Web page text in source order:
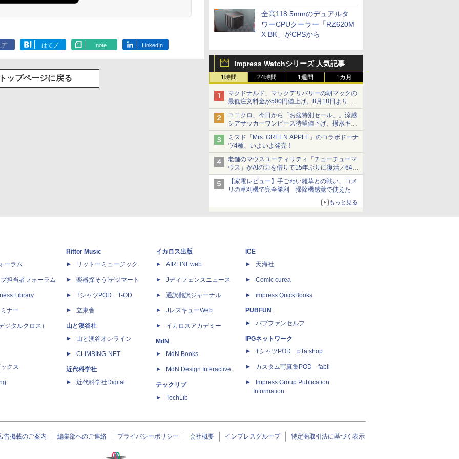
プに5インチ液晶搭載
全高118.5mmのデュアルタ
ワーCPUクーラー「RZ620M
X BK」がCPSから
Impress Watchシリーズ 人気記事
1時間 24時間 1週間 1カ月
マクドナルド、マックデリバリーの朝マックの
最低注文料金が500円値上げ。8月18日より
1,500円から受付
ユニクロ、今日から「お盆特別セール」。涼感
シアサッカーワンピース待望値下げ、撥水ギア
ショーツは1990円に
ミスド「Mrs. GREEN APPLE」のコラボドーナ
ツ4種、いよいよ発売！
老舗のマウスユーティリティ「チューチューマ
ウス」がAIの力を借りて15年ぶりに復活／64bit
化、Windows 10/11、「Chrome」も走り回
る。復活記念で2026年末まで500円
【家電レビュー】手ごわい雑草との戦い、コメ
リの草刈機で完全勝利 掃除機感覚で使えた
もっと見る
ア はてブ note LinkedIn
トップページに戻る
ーラム
担当者フォーラム
Library
ナー
ジタルクロス）
クス
Rittor Music
リットーミュージック
楽器探そう!デジマート
TシャツPOD T-OD
立東舎
山と溪谷社
山と溪谷オンライン
CLIMBING-NET
近代科学社
近代科学社Digital
イカロス出版
AIRLINEweb
Jディフェンスニュース
通訳翻訳ジャーナル
JレスキューWeb
イカロスアカデミー
MdN
MdN Books
MdN Design Interactive
テックリブ
TechLib
ICE
天海社
Comic curea
impress QuickBooks
PUBFUN
パブファンセルフ
IPGネットワーク
TシャツPOD pTa.shop
カスタム写真集POD fabli
Impress Group Publication
Information
告掲載のご案内 編集部へのご連絡 プライバシーポリシー 会社概要 インプレスグループ 特定商取引法に基づく表示